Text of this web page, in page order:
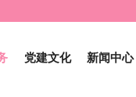
党建文化 新闻中心